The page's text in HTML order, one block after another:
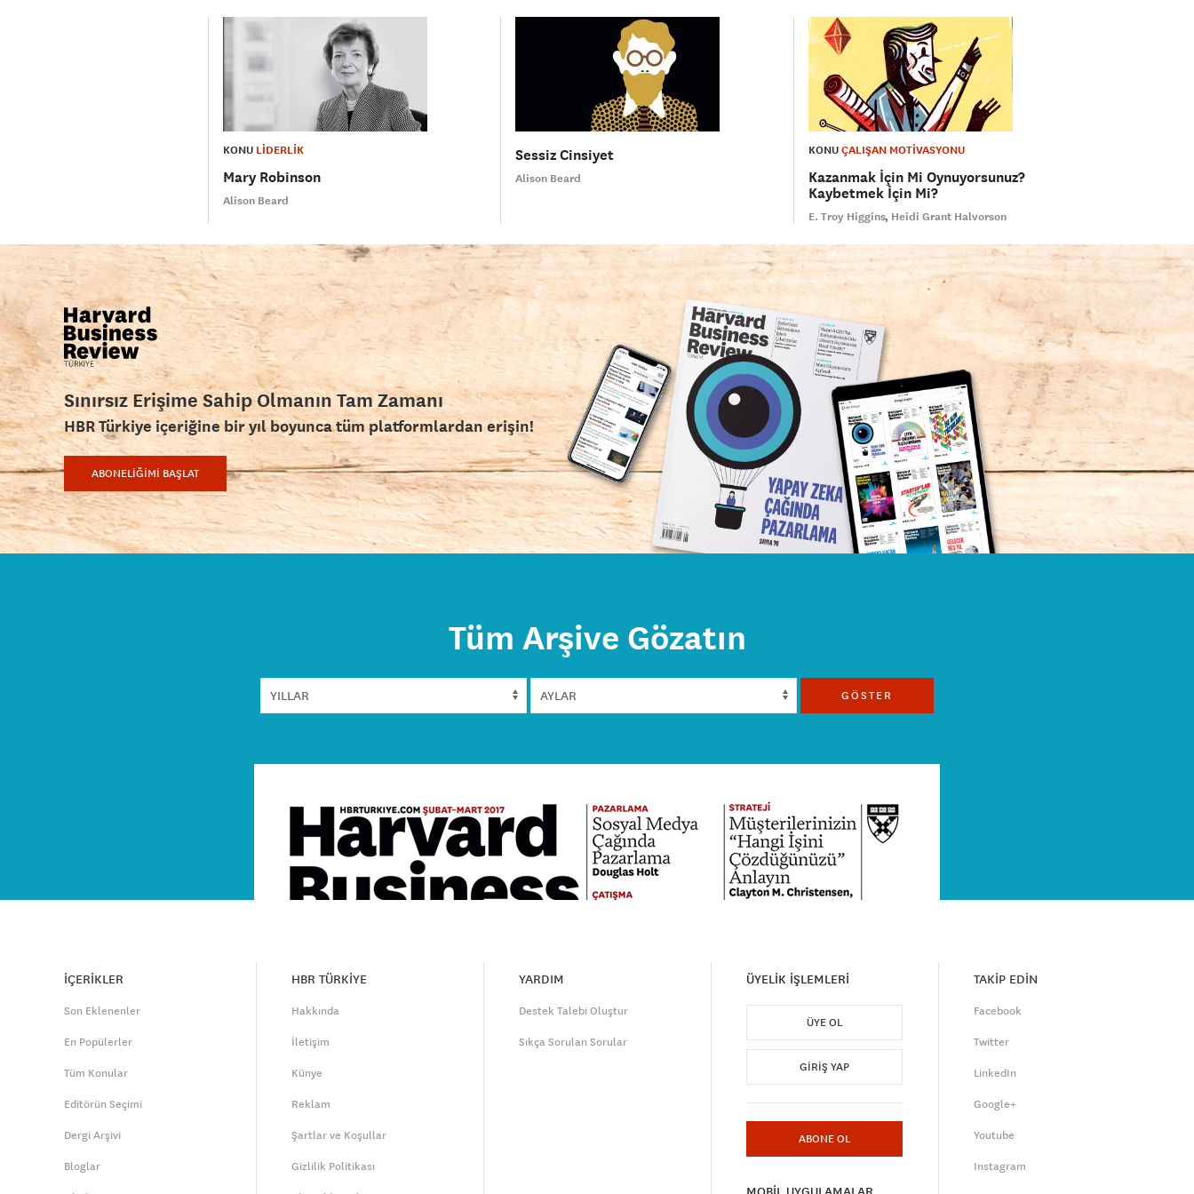
KONU LİDERLİK
Mary Robinson
Alison Beard
Sessiz Cinsiyet
Alison Beard
KONUÇALIŞAN MOTİVASYONU
Kazanmak İçin Mi Oynuyorsunuz?
Kaybetmek İçin Mi?
E. Troy Higgins Heidi Grant Halvorson
Sınırsız Erişime Sahip Olmanın Tam Zamanı
HBR Türkiye içeriğine bir yıl boyunca tüm platformlardan erişin!
ABONELİĞİMİ BAŞLAT
Tüm Arşive Gözatın
GÖSTER
İÇERİKLER
Son Eklenenler
En Popülerler
Tüm Konular
Editörün Seçimi
Dergi Arşivi
Bloglar
HBR TÜRKİYE
Hakkında
İletişim
Künye
Reklam
Şartlar ve Koşullar
Gizlilik Politikası
YARDIM
Destek Talebi Oluştur
Sıkça Sorulan Sorular
ÜYELİK İŞLEMLERİ
ÜYE OL
GIRIŞ YAP
ABONE OL
TAKİP EDİN
Facebook
Twitter
LinkedIn
Google+
Youtube
Instagram